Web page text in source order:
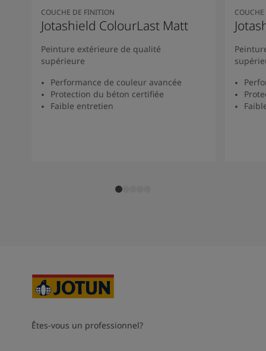
COUCHE DE FINITION
Jotashield ColourLast Matt
Peinture extérieure de qualité
supérieure
Performance de couleur avancée
Protection du béton certifiée
Faible entretien
Êtes-vous un professionnel?